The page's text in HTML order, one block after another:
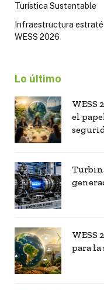
Turística Sustentable
Infraestructura
WESS 2026
Lo último
WESS
el
WESS
para